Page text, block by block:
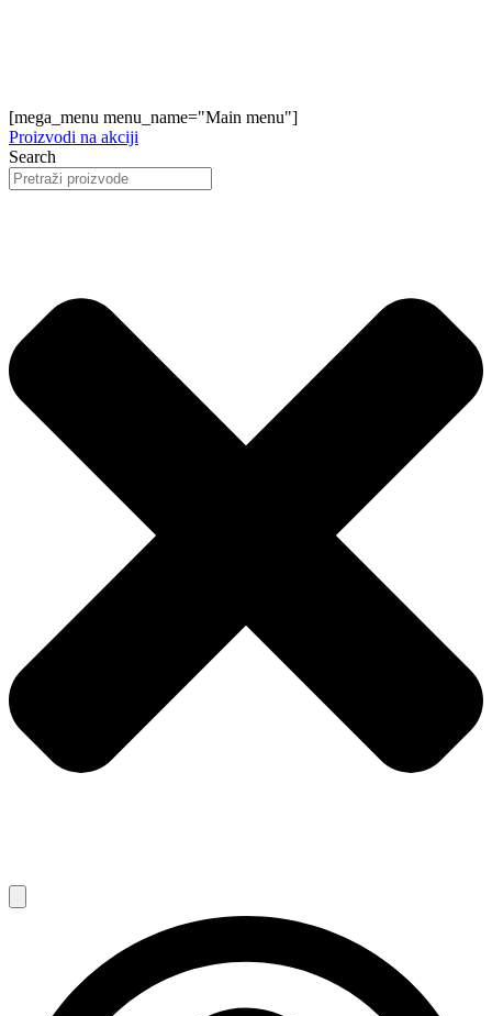
[mega_menu menu_name="Main menu"]
Proizvodi na akciji
Search